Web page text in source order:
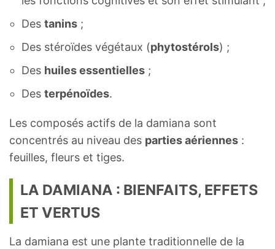
Des tanins ;
Des stéroïdes végétaux (phytostérols) ;
Des huiles essentielles ;
Des terpénoïdes.
Les composés actifs de la damiana sont
concentrés au niveau des parties aériennes :
feuilles, fleurs et tiges.
LA DAMIANA : BIENFAITS, EFFETS
ET VERTUS
La damiana est une plante traditionnelle de la